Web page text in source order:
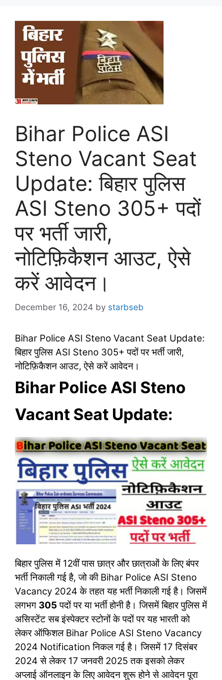
Bihar Police ASI
Steno Vacant Seat
Update: बिहार पुलिस
ASI Steno 305+ पदों
पर भर्ती जारी,
नोटिफ़िकैशन आउट, ऐसे
करें आवेदन।
December 16, 2024 by starbseb
Bihar Police ASI Steno Vacant Seat Update:
बिहार पुलिस ASI Steno 305+ पदों पर भर्ती जारी,
नोटिफ़िकैशन आउट, ऐसे करें आवेदन।
Bihar Police ASI Steno
Vacant Seat Update:
बिहार पुलिस में 12वीं पास छात्र और छात्राओं के लिए बंपर
भर्ती निकाली गई है, जो की Bihar Police ASI Steno
Vacancy 2024 के तहत यह भर्ती निकाली गई है। जिसमें
लगभग 305 पदों पर या भर्ती होनी है। जिसमें बिहार पुलिस में
असिस्टेंट सब इंस्पेक्टर स्टोनों के पदों पर यह भारती को
लेकर ऑफिशल Bihar Police ASI Steno Vacancy
2024 Notification निकल गई है। जिसमें 17 दिसंबर
2024 से लेकर 17 जनवरी 2025 तक इसको लेकर
अप्लाई ऑनलाइन के लिए आवेदन शुरू होने से आवेदन पूरा